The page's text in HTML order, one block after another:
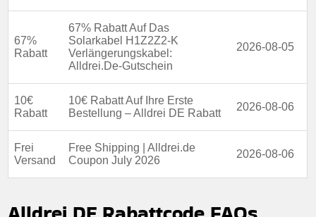
67%
Rabatt
67% Rabatt Auf Das
Solarkabel H1Z2Z2-K
Verlängerungskabel:
Alldrei.De-Gutschein
2026-08-05
10€
Rabatt
10€ Rabatt Auf Ihre Erste
Bestellung – Alldrei DE Rabatt
2026-08-06
Frei
Versand
Free Shipping | Alldrei.de
Coupon July 2026
2026-08-06